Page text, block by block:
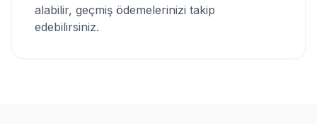
alabilir, geçmiş ödemelerinizi takip
edebilirsiniz.